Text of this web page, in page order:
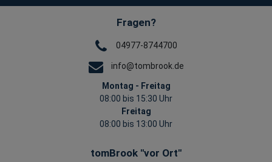
Fragen?
04977-8744700
info@tombrook.de
Montag - Freitag
08:00 bis 15:30 Uhr
Freitag
08:00 bis 13:00 Uhr
tomBrook "vor Ort"